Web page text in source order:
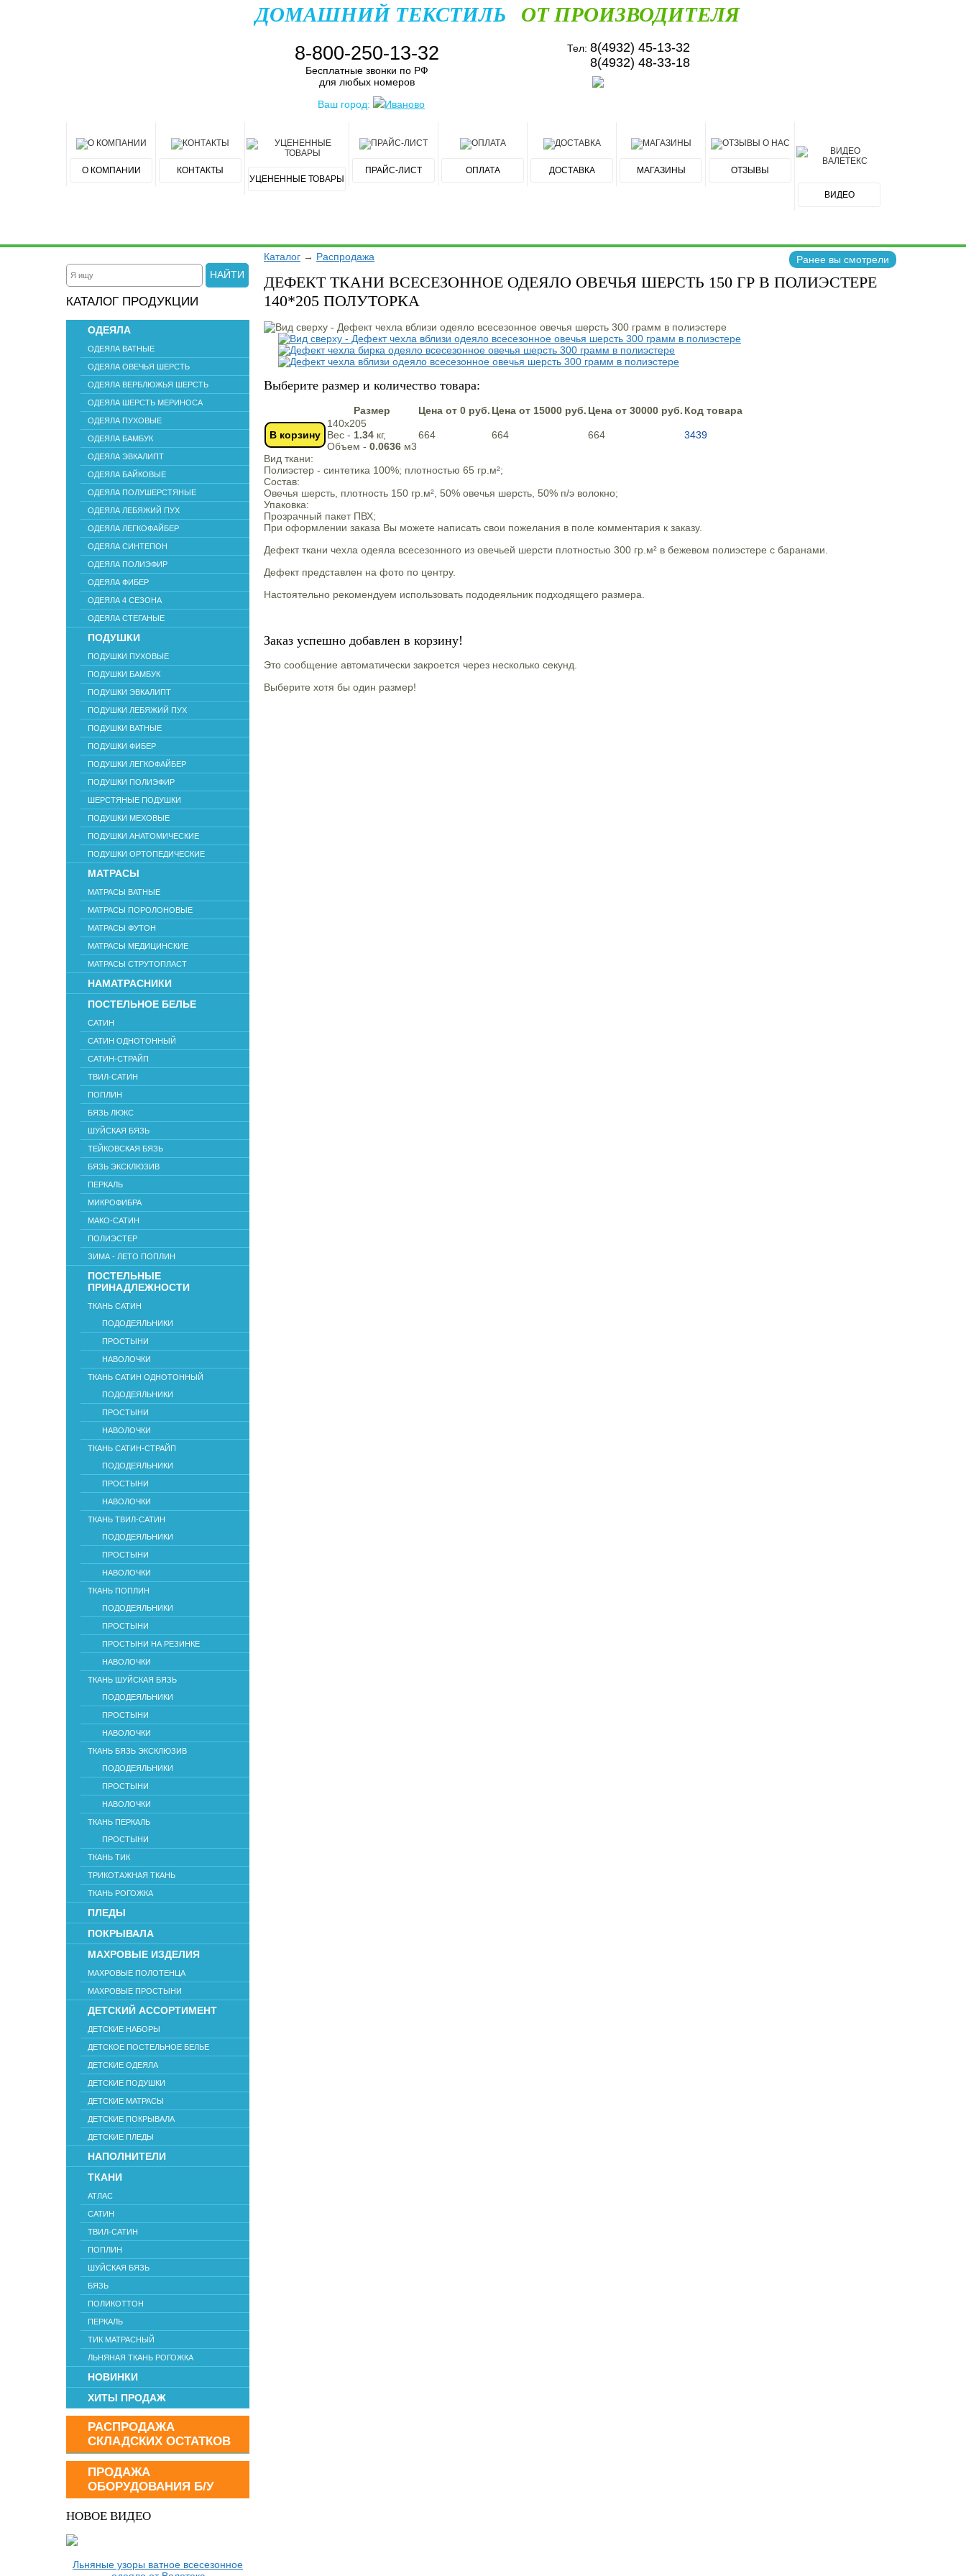
ДОМАШНИЙ ТЕКСТИЛЬ ОТ ПРОИЗВОДИТЕЛЯ
8-800-250-13-32
Бесплатные звонки по РФ
для любых номеров
Тел: 8(4932) 45-13-32
8(4932) 48-33-18
Ваш город: Иваново
О КОМПАНИИ
КОНТАКТЫ
УЦЕНЕННЫЕ ТОВАРЫ
ПРАЙС-ЛИСТ ОПЛАТА ДОСТАВКА МАГАЗИНЫ ОТЗЫВЫ
ВИДЕО
НАЙТИ
КАТАЛОГ ПРОДУКЦИИ
ОДЕЯЛА
ОДЕЯЛА ВАТНЫЕ
ОДЕЯЛА ОВЕЧЬЯ ШЕРСТЬ
ОДЕЯЛА ВЕРБЛЮЖЬЯ ШЕРСТЬ
ОДЕЯЛА ШЕРСТЬ МЕРИНОСА
ОДЕЯЛА ПУХОВЫЕ
ОДЕЯЛА БАМБУК
ОДЕЯЛА ЭВКАЛИПТ
ОДЕЯЛА БАЙКОВЫЕ
ОДЕЯЛА ПОЛУШЕРСТЯНЫЕ
ОДЕЯЛА ЛЕБЯЖИЙ ПУХ
ОДЕЯЛА ЛЕГКОФАЙБЕР
ОДЕЯЛА СИНТЕПОН
ОДЕЯЛА ПОЛИЭФИР
ОДЕЯЛА ФИБЕР
ОДЕЯЛА 4 СЕЗОНА
ОДЕЯЛА СТЕГАНЫЕ
ПОДУШКИ
ПОДУШКИ ПУХОВЫЕ
ПОДУШКИ БАМБУК
ПОДУШКИ ЭВКАЛИПТ
ПОДУШКИ ЛЕБЯЖИЙ ПУХ
ПОДУШКИ ВАТНЫЕ
ПОДУШКИ ФИБЕР
ПОДУШКИ ЛЕГКОФАЙБЕР
ПОДУШКИ ПОЛИЭФИР
ШЕРСТЯНЫЕ ПОДУШКИ
ПОДУШКИ МЕХОВЫЕ
ПОДУШКИ АНАТОМИЧЕСКИЕ
ПОДУШКИ ОРТОПЕДИЧЕСКИЕ
МАТРАСЫ
МАТРАСЫ ВАТНЫЕ
МАТРАСЫ ПОРОЛОНОВЫЕ
МАТРАСЫ ФУТОН
МАТРАСЫ МЕДИЦИНСКИЕ
МАТРАСЫ СТРУТОПЛАСТ
НАМАТРАСНИКИ
ПОСТЕЛЬНОЕ БЕЛЬЕ
САТИН
САТИН ОДНОТОННЫЙ
САТИН-СТРАЙП
ТВИЛ-САТИН
ПОПЛИН
БЯЗЬ ЛЮКС
ШУЙСКАЯ БЯЗЬ
ТЕЙКОВСКАЯ БЯЗЬ
БЯЗЬ ЭКСКЛЮЗИВ
ПЕРКАЛЬ
МИКРОФИБРА
МАКО-САТИН
ПОЛИЭСТЕР
ЗИМА - ЛЕТО ПОПЛИН
ПОСТЕЛЬНЫЕ
ПРИНАДЛЕЖНОСТИ
ТКАНЬ САТИН
ПОДОДЕЯЛЬНИКИ
ПРОСТЫНИ
НАВОЛОЧКИ
ТКАНЬ САТИН ОДНОТОННЫЙ
ПОДОДЕЯЛЬНИКИ
ПРОСТЫНИ
НАВОЛОЧКИ
ТКАНЬ САТИН-СТРАЙП
ПОДОДЕЯЛЬНИКИ
ПРОСТЫНИ
НАВОЛОЧКИ
ТКАНЬ ТВИЛ-САТИН
ПОДОДЕЯЛЬНИКИ
ПРОСТЫНИ
НАВОЛОЧКИ
ТКАНЬ ПОПЛИН
ПОДОДЕЯЛЬНИКИ
ПРОСТЫНИ
ПРОСТЫНИ НА РЕЗИНКЕ
НАВОЛОЧКИ
ТКАНЬ ШУЙСКАЯ БЯЗЬ
ПОДОДЕЯЛЬНИКИ
ПРОСТЫНИ
НАВОЛОЧКИ
ТКАНЬ БЯЗЬ ЭКСКЛЮЗИВ
ПОДОДЕЯЛЬНИКИ
ПРОСТЫНИ
НАВОЛОЧКИ
ТКАНЬ ПЕРКАЛЬ
ПРОСТЫНИ
ТКАНЬ ТИК
ТРИКОТАЖНАЯ ТКАНЬ
ТКАНЬ РОГОЖКА
ПЛЕДЫ
ПОКРЫВАЛА
МАХРОВЫЕ ИЗДЕЛИЯ
МАХРОВЫЕ ПОЛОТЕНЦА
МАХРОВЫЕ ПРОСТЫНИ
ДЕТСКИЙ АССОРТИМЕНТ
ДЕТСКИЕ НАБОРЫ
ДЕТСКОЕ ПОСТЕЛЬНОЕ БЕЛЬЕ
ДЕТСКИЕ ОДЕЯЛА
ДЕТСКИЕ ПОДУШКИ
ДЕТСКИЕ МАТРАСЫ
ДЕТСКИЕ ПОКРЫВАЛА
ДЕТСКИЕ ПЛЕДЫ
НАПОЛНИТЕЛИ
ТКАНИ
АТЛАС
САТИН
ТВИЛ-САТИН
ПОПЛИН
ШУЙСКАЯ БЯЗЬ
БЯЗЬ
ПОЛИКОТТОН
ПЕРКАЛЬ
ТИК МАТРАСНЫЙ
ЛЬНЯНАЯ ТКАНЬ РОГОЖКА
НОВИНКИ
ХИТЫ ПРОДАЖ
РАСПРОДАЖА
СКЛАДСКИХ ОСТАТКОВ
ПРОДАЖА
ОБОРУДОВАНИЯ Б/У
НОВОЕ ВИДЕО
Льняные узоры ватное всесезонное
Каталог → Распродажа Ранее вы смотрели
ДЕФЕКТ ТКАНИ ВСЕСЕЗОННОЕ ОДЕЯЛО ОВЕЧЬЯ ШЕРСТЬ 150 ГР В ПОЛИЭСТЕРЕ
140*205 ПОЛУТОРКА
Выберите размер и количество товара:
Размер Цена от 0 руб. Цена от 15000 руб. Цена от 30000 руб. Код товара
В корзину
140х205
Вес - 1.34 кг,
Объем - 0.0636 м3
664 664 664 3439
Вид ткани:
Полиэстер - синтетика 100%; плотностью 65 гр.м²;
Состав:
Овечья шерсть, плотность 150 гр.м², 50% овечья шерсть, 50% п/э волокно;
Упаковка:
Прозрачный пакет ПВХ;
При оформлении заказа Вы можете написать свои пожелания в поле комментария к заказу.
Дефект ткани чехла одеяла всесезонного из овечьей шерсти плотностью 300 гр.м² в бежевом полиэстере с баранами.
Дефект представлен на фото по центру.
Настоятельно рекомендуем использовать пододеяльник подходящего размера.
Заказ успешно добавлен в корзину!
Это сообщение автоматически закроется через несколько секунд.
Выберите хотя бы один размер!